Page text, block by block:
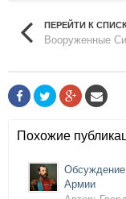
ПЕРЕЙТИ К
Вооруженные
Похожие
Армии